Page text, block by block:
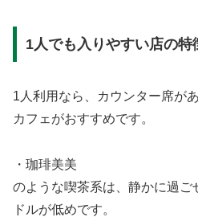
1人でも入りやすい店の特
1人利用なら、カウンター席が
カフェがおすすめです。
・珈琲美美
のような喫茶系は、静かに過ご
ドルが低めです。